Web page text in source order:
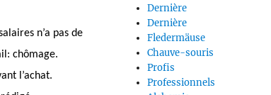
n’a pas de
chômage.
l’achat.
Dernière
Dernière
Fledermäuse
Chauve-souris
Profis
Professionnels